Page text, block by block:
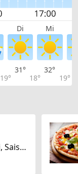
Di Mi
19°
31°
18°
32°
19°
Französisch, Glutenfrei, Saisonal, Schweizerisch, Laktosefrei